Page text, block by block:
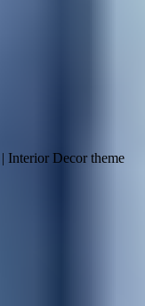
| Interior Decor theme